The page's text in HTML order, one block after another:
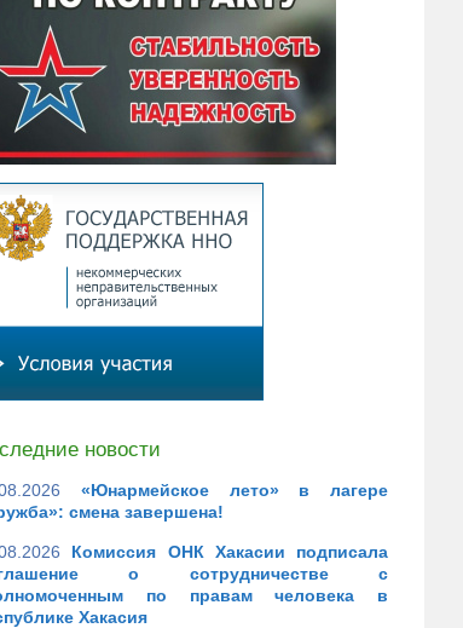
новости
«Юнармейское лето» в лагере
смена завершена!
Комиссия ОНК Хакасии подписала
о сотрудничестве с
по правам человека в
Хакасия